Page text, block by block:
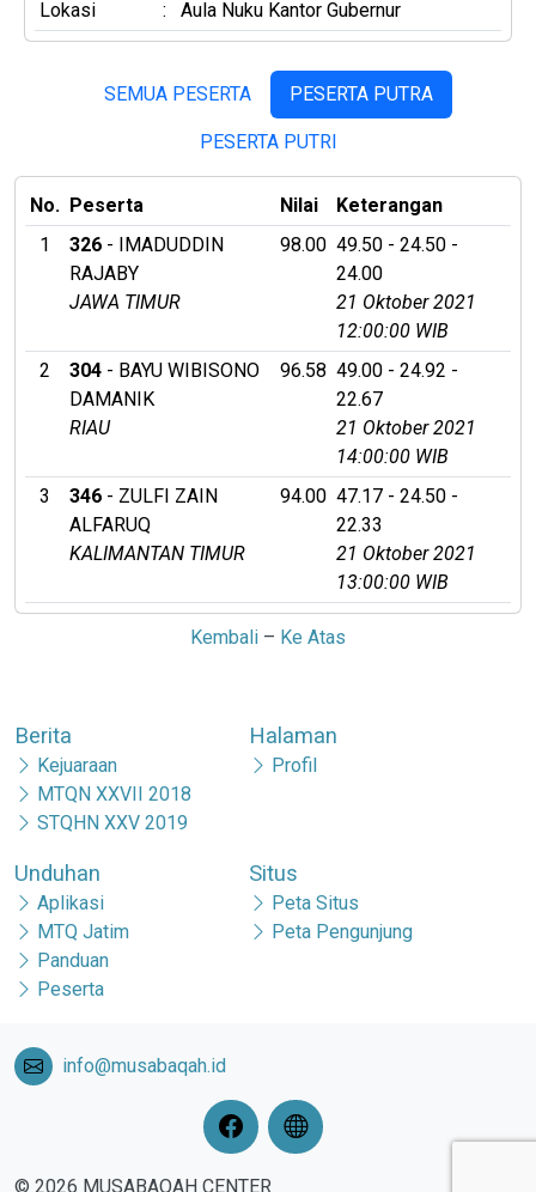
Lokasi
: Aula Nuku Kantor Gubernur
SEMUA PESERTA PESERTA PUTRA
PESERTA PUTRI
No. Peserta Nilai
Keterangan
1
326 - IMADUDDIN
RAJABY
JAWA TIMUR
98.00 49.50 - 24.50 -
24.00
21 Oktober 2021
12:00:00 WIB
2
304 - BAYU WIBISONO
DAMANIK
RIAU
96.58 49.00 - 24.92 -
22.67
21 Oktober 2021
14:00:00 WIB
3
346 - ZULFI ZAIN
ALFARUQ
KALIMANTAN TIMUR
94.00 47.17 - 24.50 -
22.33
21 Oktober 2021
13:00:00 WIB
Kembali – Ke Atas
Berita
Kejuaraan
MTQN XXVII 2018
STQHN XXV 2019
Halaman
Profil
Unduhan
Aplikasi
MTQ Jatim
Panduan
Peserta
Situs
Peta Situs
Peta Pengunjung
info@musabaqah.id
© 2026 MUSABAQAH CENTER